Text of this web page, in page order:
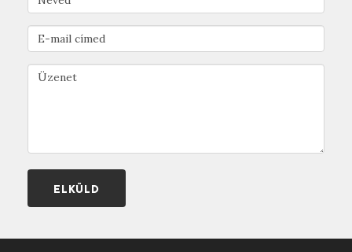
hajszín? • Kinek ajánljuk a szőke árnyalatokat? • Hogyan
diagnosztizáljunk egy szőkítés előtt? • Milyen
szempontok alapján döntök az anyag és a színek
konkrét példákon keresztül: • mivel kezdd a hajszín
hajszínfelismerés fotó alapján, • mennyit bír a hajszál a